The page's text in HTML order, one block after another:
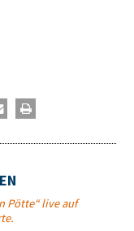
Pötte“ live auf